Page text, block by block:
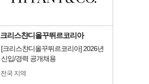
크리스챤디올꾸뛰르코리아
[크리스챤디올꾸뛰르코리아] 2026년
신입/경력 공개채용
전국 지역